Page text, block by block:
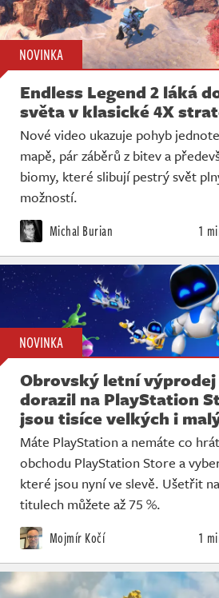
NOVINKA
Endless Legend 2 láká
světa v klasické 4X
Nové video ukazuje pohyb
mapě, pár záběrů z bitev a
biomy, které slibují pestrý svět
možností.
Michal Burian 1
NOVINKA
Obrovský letní výprodej
dorazil na PlayStation
jsou tisíce velkých i
Máte PlayStation a nemáte co
obchodu PlayStation Store a
které jsou nyní ve slevě. Ušetřit
titulech můžete až 75 %.
Mojmír Kočí 1